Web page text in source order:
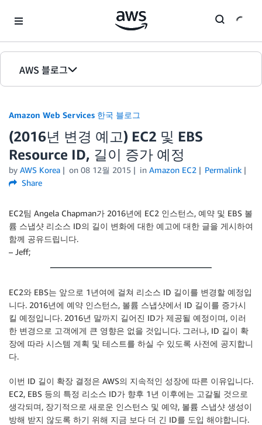
AWS 블로그
홈
에디션
Amazon Web Services 한국 블로그
(2016년 변경 예고) EC2 및 EBS
Resource ID, 길이 증가 예정
by AWS Korea on 08 12월 2015 in Amazon EC2
Permalink
Share
EC2팀 Angela Chapman가 2016년에 EC2 인스턴스, 예약 및 EBS 볼
륨 스냅샷 리소스 ID의 길이 변화에 대한 예고에 대한 글을 게시하여
함께 공유드립니다.
– Jeff;
EC2와 EBS는 앞으로 1년여에 걸쳐 리소스 ID 길이를 변경할 예정입
니다. 2016년에 예약 인스턴스, 볼륨 스냅샷에서 ID 길이를 증가시
킬 예정입니다. 2016년 말까지 길어진 ID가 제공될 예정이며, 이러
한 변경으로 고객에게 큰 영향은 없을 것입니다. 그러나, ID 길이 확
장에 따라 시스템 계획 및 테스트를 하실 수 있도록 사전에 공지합니
다.
이번 ID 길이 확장 결정은 AWS의 지속적인 성장에 따른 이유입니다.
EC2, EBS 등의 특정 리소스 ID가 향후 1년 이후에는 고갈될 것으로
생각되며, 장기적으로 새로운 인스턴스 및 예약, 볼륨 스냅샷 생성이
방해 받지 않도록 하기 위해 지금 보다 더 긴 ID를 도입 해야합니다.